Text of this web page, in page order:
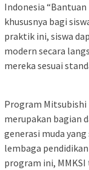
Indonesia
khususnya bagi
praktik ini, siswa
modern secara
mereka sesuai
Program Mitsubishi
merupakan bagian
generasi muda
lembaga
program ini,